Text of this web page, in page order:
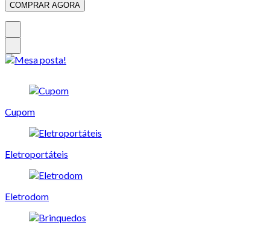
COMPRAR AGORA
Cupom
Eletroportáteis
Eletrodom